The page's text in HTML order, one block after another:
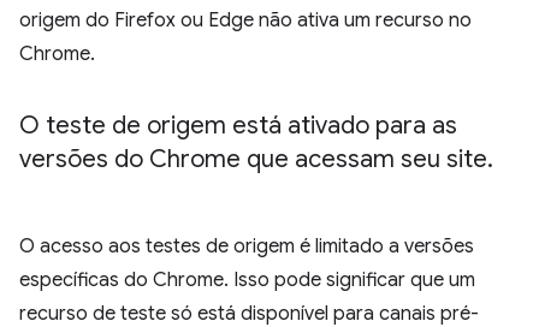
origem do Firefox ou Edge não ativa um recurso no
Chrome.
O teste de origem está ativado para as
versões do Chrome que acessam seu site.
O acesso aos testes de origem é limitado a versões
específicas do Chrome. Isso pode significar que um
recurso de teste só está disponível para canais pré-